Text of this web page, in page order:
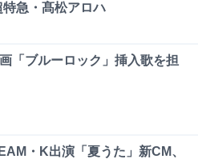
急・髙松アロハ
「ブルーロック」挿入歌を担
・K出演「夏うた」新CM、